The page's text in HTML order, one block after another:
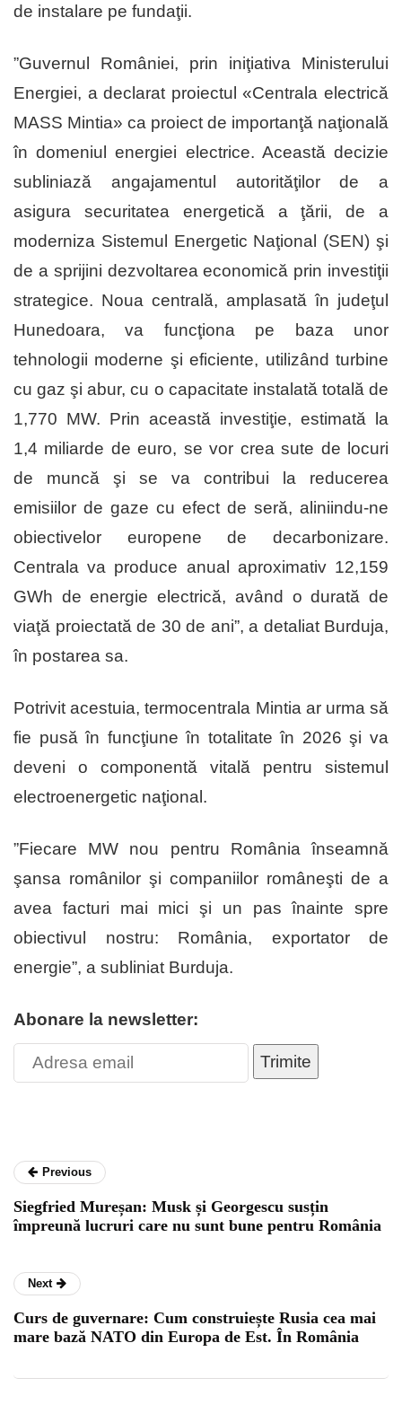
de instalare pe fundaţii.
”Guvernul României, prin iniţiativa Ministerului
Energiei, a declarat proiectul «Centrala electrică
MASS Mintia» ca proiect de importanţă naţională
în domeniul energiei electrice. Această decizie
subliniază angajamentul autorităţilor de a
asigura securitatea energetică a ţării, de a
moderniza Sistemul Energetic Naţional (SEN) şi
de a sprijini dezvoltarea economică prin investiţii
strategice. Noua centrală, amplasată în judeţul
Hunedoara, va funcţiona pe baza unor
tehnologii moderne şi eficiente, utilizând turbine
cu gaz şi abur, cu o capacitate instalată totală de
1,770 MW. Prin această investiţie, estimată la
1,4 miliarde de euro, se vor crea sute de locuri
de muncă şi se va contribui la reducerea
emisiilor de gaze cu efect de seră, aliniindu-ne
obiectivelor europene de decarbonizare.
Centrala va produce anual aproximativ 12,159
GWh de energie electrică, având o durată de
viaţă proiectată de 30 de ani”, a detaliat Burduja,
în postarea sa.
Potrivit acestuia, termocentrala Mintia ar urma să
fie pusă în funcţiune în totalitate în 2026 şi va
deveni o componentă vitală pentru sistemul
electroenergetic naţional.
”Fiecare MW nou pentru România înseamnă
şansa românilor şi companiilor româneşti de a
avea facturi mai mici şi un pas înainte spre
obiectivul nostru: România, exportator de
energie”, a subliniat Burduja.
Abonare la newsletter:
Trimite
Previous
Siegfried Mureșan: Musk și Georgescu susțin
împreună lucruri care nu sunt bune pentru România
Next
Curs de guvernare: Cum construiește Rusia cea mai
mare bază NATO din Europa de Est. În România